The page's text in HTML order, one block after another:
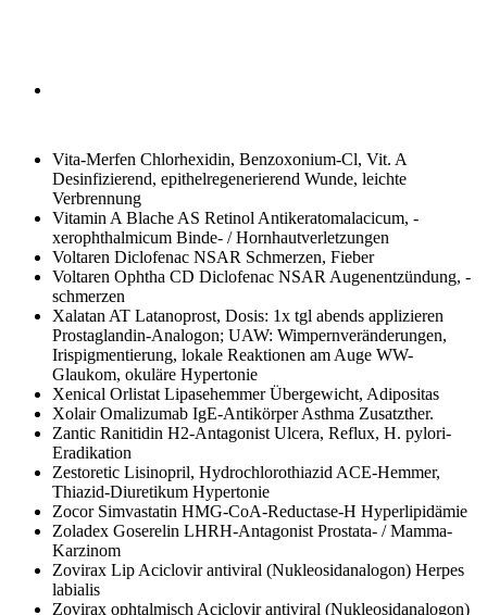
Vita-Merfen Chlorhexidin, Benzoxonium-Cl, Vit. A
Desinfizierend, epithelregenerierend Wunde, leichte
Verbrennung
Vitamin A Blache AS Retinol Antikeratomalacicum, -
xerophthalmicum Binde- / Hornhautverletzungen
Voltaren Diclofenac NSAR Schmerzen, Fieber
Voltaren Ophtha CD Diclofenac NSAR Augenentzündung, -
schmerzen
Xalatan AT Latanoprost, Dosis: 1x tgl abends applizieren
Prostaglandin-Analogon; UAW: Wimpernveränderungen,
Irispigmentierung, lokale Reaktionen am Auge WW-
Glaukom, okuläre Hypertonie
Xenical Orlistat Lipasehemmer Übergewicht, Adipositas
XolairOmalizumab IgE-Antikörper Asthma Zusatzther.
Zantic Ranitidin H2-Antagonist Ulcera, Reflux, H. pylori-
Eradikation
Zestoretic Lisinopril, Hydrochlorothiazid ACE-Hemmer,
Thiazid-Diuretikum Hypertonie
Zocor Simvastatin HMG-CoA-Reductase-H Hyperlipidämie
Zoladex Goserelin LHRH-Antagonist Prostata- / Mamma-
Karzinom
Zovirax Lip Aciclovir antiviral (Nukleosidanalogon) Herpes
labialis
Zovirax ophtalmisch Aciclovir antiviral (Nukleosidanalogon)